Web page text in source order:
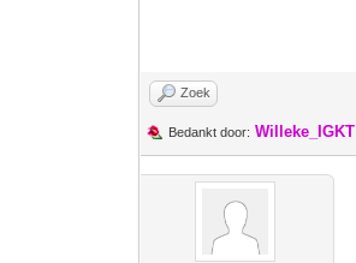
Zoek
Bedankt door: Willeke_IGKT